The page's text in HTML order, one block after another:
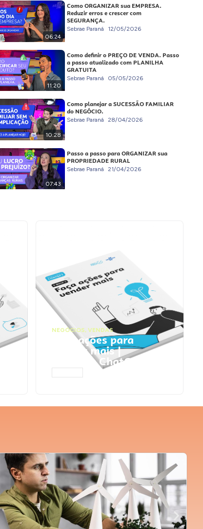
06:24
Como ORGANIZAR sua EMPRESA.
Reduzir erros e crescer com
SEGURANÇA.
Sebrae Paraná 12/05/2026
11:20
Como definir o PREÇO DE VENDA. Passo
a passo atualizado com PLANILHA
GRATUITA
Sebrae Paraná 05/05/2026
10:28
Como planejar a SUCESSÃO FAMILIAR
do NEGÓCIO.
Sebrae Paraná 28/04/2026
07:43
Passo a passo para ORGANIZAR sua
PROPRIEDADE RURAL
Sebrae Paraná 21/04/2026
NEGÓCIOS, VENDAS
Faça ações para
vender mais |
Prompts ChatGPT